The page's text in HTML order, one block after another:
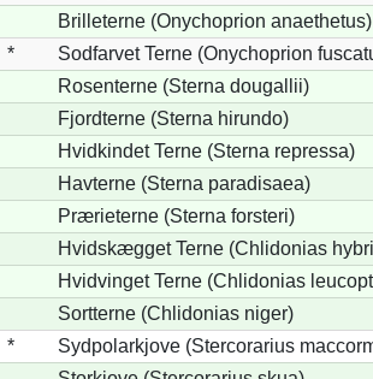
Brilleterne (Onychoprion anaethetus)
*
Sodfarvet Terne (Onychoprion
Rosenterne (Sterna dougallii)
Fjordterne (Sterna hirundo)
Hvidkindet Terne (Sterna repressa)
Havterne (Sterna paradisaea)
Prærieterne (Sterna forsteri)
Hvidskægget Terne (Chlidonias
Hvidvinget Terne (Chlidonias
Sortterne (Chlidonias niger)
*
Sydpolarkjove (Stercorarius